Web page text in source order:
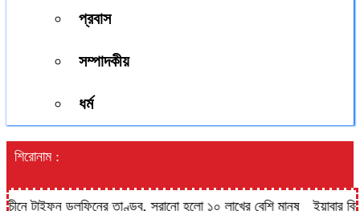
প্রবাস
সম্পাদকীয়
ধর্ম
শিরোনাম :
টাইফুন ডলফিনের তাণ্ডব, সরানো হলো ১০ লাখের বেশি মানুষ ইয়াবার